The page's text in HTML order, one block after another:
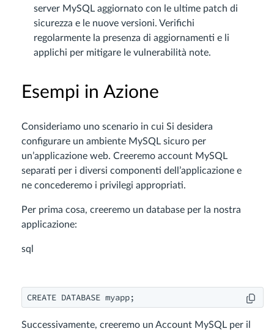
server MySQL aggiornato con le ultime patch di
sicurezza e le nuove versioni. Verifichi
regolarmente la presenza di aggiornamenti e li
applichi per mitigare le vulnerabilità note.
Esempi in Azione
Consideriamo uno scenario in cui Si desidera
configurare un ambiente MySQL sicuro per
un’applicazione web. Creeremo account MySQL
separati per i diversi componenti dell’applicazione e
ne concederemo i privilegi appropriati.
Per prima cosa, creeremo un database per la nostra
applicazione:
sql
CREATE DATABASE myapp;
Successivamente, creeremo un Account MySQL per il